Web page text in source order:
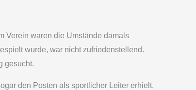
Verein waren die Umstände damals
wurde, war nicht zufriedenstellend.
gesucht.
den Posten als sportlicher Leiter erhielt.